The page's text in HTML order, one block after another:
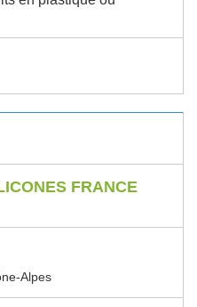
FRANCE
Alpes